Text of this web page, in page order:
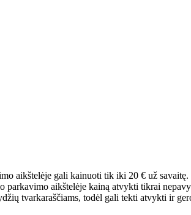
aikštelėje gali kainuoti tik iki 20 € už
aikštelėje kainą atvykti tikrai
tvarkaraščiams, todėl gali tekti atvykti ir